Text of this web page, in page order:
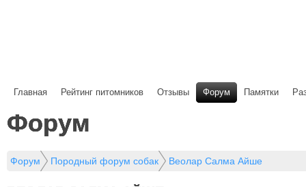
Главная Рейтинг питомников Отзывы Форум Памятки
Форум
Форум Породный форум собак Веолар Салма Айше